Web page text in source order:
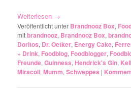
Weiterlesen →
Veröffentlicht unter Brandnooz Box,
mitbrandnooz, Brandnooz Box,
Doritos, Dr. Oetker, Energy Cake,
+ Drink, Foodblog, Foodblogger,
Freunde,Guinness,Hendrick's Gin,
Miracoli,Mumm,Schweppes |